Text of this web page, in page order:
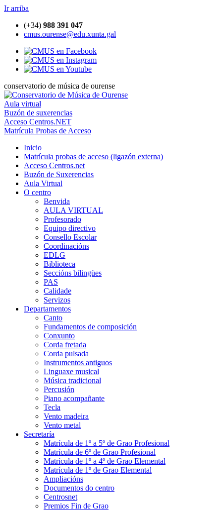
Ir arriba
(+34) 988 391 047
cmus.ourense@edu.xunta.gal
conservatorio de música de ourense
Aula virtual
Buzón de suxerencias
Acceso Centros.NET
Matrícula Probas de Acceso
Inicio
Matrícula probas de acceso (ligazón externa)
Acceso Centros.net
Buzón de Suxerencias
Aula Virtual
O centro
Benvida
AULA VIRTUAL
Profesorado
Equipo directivo
Consello Escolar
Coordinacións
EDLG
Biblioteca
Seccións bilingües
PAS
Calidade
Servizos
Departamentos
Canto
Fundamentos de composición
Conxunto
Corda fretada
Corda pulsada
Instrumentos antiguos
Linguaxe musical
Música tradicional
Percusión
Piano acompañante
Tecla
Vento madeira
Vento metal
Secretaría
Matrícula de 1º a 5º de Grao Profesional
Matrícula de 6º de Grao Profesional
Matrícula de 1º a 4º de Grao Elemental
Matrícula de 1º de Grao Elemental
Ampliacións
Documentos do centro
Centrosnet
Premios Fin de Grao